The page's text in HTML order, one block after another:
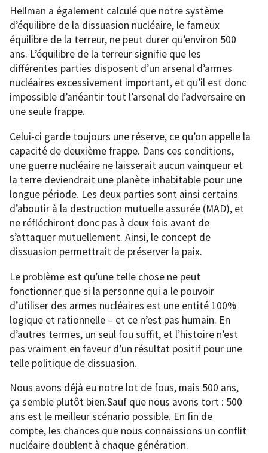
Hellman a également calculé que notre système
d’équilibre de la dissuasion nucléaire, le fameux
équilibre de la terreur, ne peut durer qu’environ 500
ans. L’équilibre de la terreur signifie que les
différentes parties disposent d’un arsenal d’armes
nucléaires excessivement important, et qu’il est donc
impossible d’anéantir tout l’arsenal de l’adversaire en
une seule frappe.
Celui-ci garde toujours une réserve, ce qu’on appelle la
capacité de deuxième frappe. Dans ces conditions,
une guerre nucléaire ne laisserait aucun vainqueur et
la terre deviendrait une planète inhabitable pour une
longue période. Les deux parties sont ainsi certains
d’aboutir à la destruction mutuelle assurée (MAD), et
ne réfléchiront donc pas à deux fois avant de
s’attaquer mutuellement. Ainsi, le concept de
dissuasion permettrait de préserver la paix.
Le problème est qu’une telle chose ne peut
fonctionner que si la personne qui a le pouvoir
d’utiliser des armes nucléaires est une entité 100%
logique et rationnelle – et ce n’est pas humain. En
d’autres termes, un seul fou suffit, et l’histoire n’est
pas vraiment en faveur d’un résultat positif pour une
telle politique de dissuasion.
Nous avons déjà eu notre lot de fous, mais 500 ans,
ça semble plutôt bien.Sauf que nous avons tort : 500
ans est le meilleur scénario possible. En fin de
compte, les chances que nous connaissions un conflit
nucléaire doublent à chaque génération.